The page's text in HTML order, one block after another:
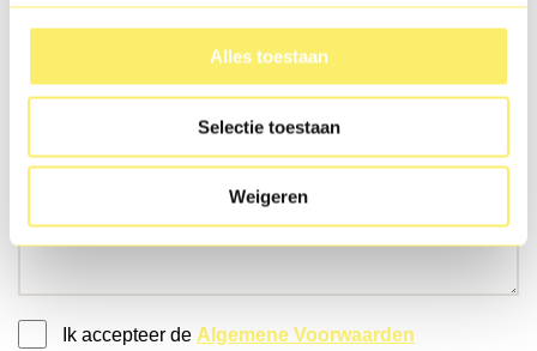
Alles toestaan
Selectie toestaan
Weigeren
Jouw vraag
Ik accepteer de Algemene Voorwaarden